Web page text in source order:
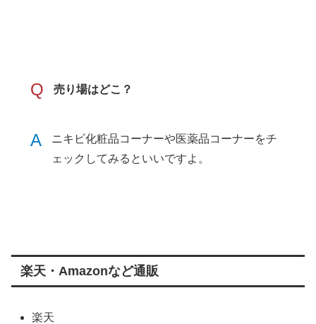
Q 売り場はどこ？
A
ニキビ化粧品コーナーや医薬品コーナーをチ
ェックしてみるといいですよ。
楽天・Amazonなど通販
楽天